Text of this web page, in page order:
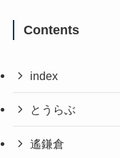
Contents
index
とうらぶ
遙鎌倉